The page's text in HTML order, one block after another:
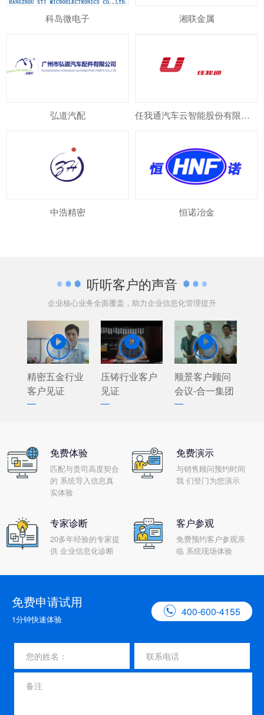
科岛微电子 湘联金属
弘道汽配 任我通汽车云智能股份有限公司
中浩精密 恒诺冶金
听听客户的声音
企业核心业务全面覆盖，助力企业信息化管理提升

精密五金行业
客户见证

压铸行业客户
见证

顺景客户顾问
会议-合一集团
免费体验
匹配与贵司高度契合
的 系统导入信息真
实体验
免费演示
与销售顾问预约时间
我 们登门为您演示
专家诊断
20多年经验的专家提
供 企业信息化诊断
客户参观
免费预约客户参观亲
临 系统现场体验
免费申请试用
1分钟快速体验
 400-600-4155